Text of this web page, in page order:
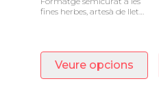
fines herbes, artesà de llet
Veure opcions